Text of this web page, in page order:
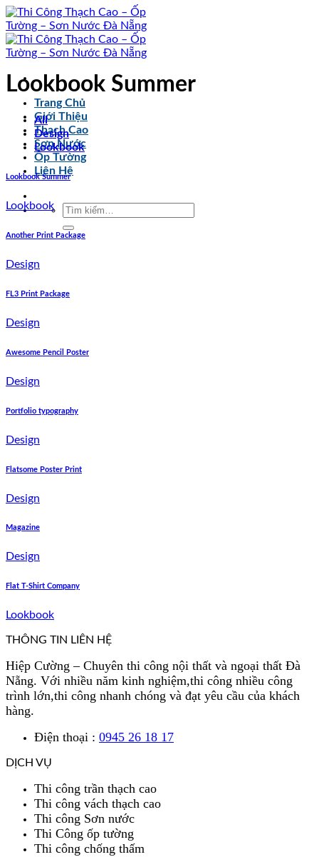
Skip
to
content
Trang Chủ
Giới Thiệu
Thạch Cao
Sơn Nước
Ốp Tường
Liên Hệ
Tìm
Lookbook Summer
All
Design
Lookbook
Lookbook Summer
Lookbook
Another Print Package
Design
FL3 Print Package
Design
Awesome Pencil Poster
Design
Portfolio typography
Design
Flatsome Poster Print
Design
Magazine
Design
Flat T-Shirt Company
Lookbook
THÔNG TIN LIÊN HỆ
Hiệp Cường – Chuyên thi công nội thất và ngoại thất Đà
Nẵng. Với nhiều năm kinh nghiệm,thi công nhiều công
trình lớn,thi công nhanh chóng và đạt yêu cầu của khách
hàng.
Điện thoại : 0945 26 18 17
DỊCH VỤ
Thi công trần thạch cao
Thi công vách thạch cao
Thi công Sơn nước
Thi Công ốp tường
Thi công chống thấm